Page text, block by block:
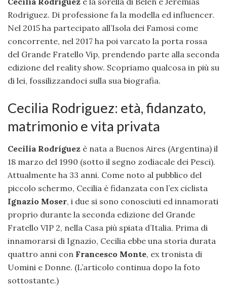
Rodriguez. Di professione fa la modella ed influencer.
Nel 2015 ha partecipato all’Isola dei Famosi come
concorrente, nel 2017 ha poi varcato la porta rossa
del Grande Fratello Vip, prendendo parte alla seconda
edizione del reality show. Scopriamo qualcosa in più su
di lei, fossilizzandoci sulla sua biografia.
Cecilia Rodriguez: età, fidanzato,
matrimonio e vita privata
Cecilia Rodríguez è nata a Buenos Aires (Argentina) il
18 marzo del 1990 (sotto il segno zodiacale dei Pesci).
Attualmente ha 33 anni. Come noto al pubblico del
piccolo schermo, Cecilia è fidanzata con l’ex ciclista
Ignazio Moser, i due si sono conosciuti ed innamorati
proprio durante la seconda edizione del Grande
Fratello VIP 2, nella Casa più spiata d’Italia. Prima di
innamorarsi di Ignazio, Cecilia ebbe una storia durata
quattro anni con Francesco Monte, ex tronista di
Uomini e Donne. (L’articolo continua dopo la foto
sottostante.)